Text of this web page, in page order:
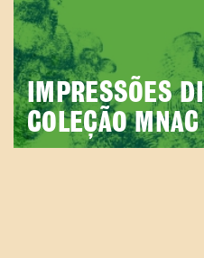
IMPRESSÕES
COLEÇÃO MNAC